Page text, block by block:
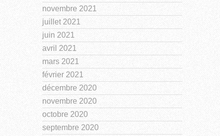
novembre 2021
juillet 2021
juin 2021
avril 2021
mars 2021
février 2021
décembre 2020
novembre 2020
octobre 2020
septembre 2020